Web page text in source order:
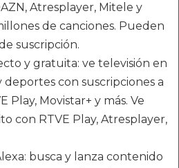
Atresplayer, Mitele y
de canciones. Pueden
suscripción.
y gratuita: ve televisión en
deportes con suscripciones a
Play, Movistar+ y más. Ve
con RTVE Play, Atresplayer,
busca y lanza contenido